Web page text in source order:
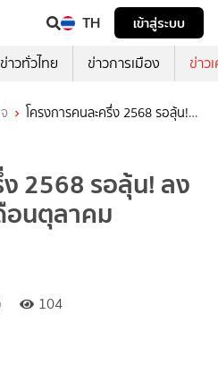
TH
เข้าสู่ระบบ
ข่าวทั่วไทย ข่าวการเมือง ข่าว
โครงการคนละครึ่ง 2568 รอลุ้น!
2568 รอลุ้น! ลง
อนตุลาคม
104